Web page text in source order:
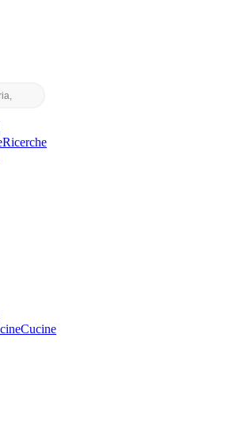
Ricerche
Cucine